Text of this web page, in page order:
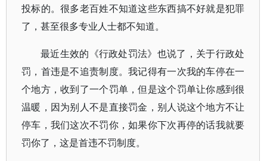
投标的。很多老百姓不知道这些东西搞不好就是犯罪
了，甚至很多专业人士都不知道。
最近生效的《行政处罚法》也说了，关于行政处
罚，首违是不追责制度。我记得有一次我的车停在一
个地方，收到了一个罚单，但是这个罚单让你感到很
温暖，因为别人不是直接罚金，别人说这个地方不让
停车，我们这次不罚你，如果你下次再停的话我就要
罚你了，这是首违不罚制度。